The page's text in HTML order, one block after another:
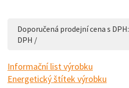
Doporučená prodejní cena s DPH:
DPH /
Informační list výrobku
Energetický štítek výrobku